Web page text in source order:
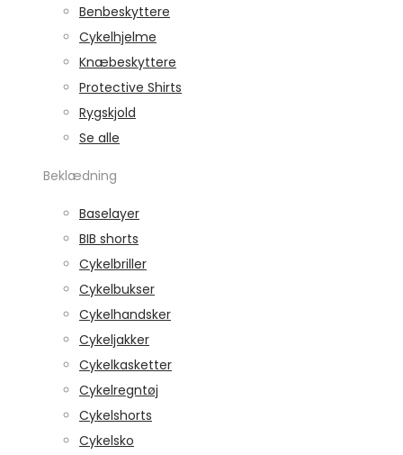
Benbeskyttere
Cykelhjelme
Knæbeskyttere
Protective Shirts
Rygskjold
Se alle
Beklædning
Baselayer
BIB shorts
Cykelbriller
Cykelbukser
Cykelhandsker
Cykeljakker
Cykelkasketter
Cykelregntøj
Cykelshorts
Cykelsko